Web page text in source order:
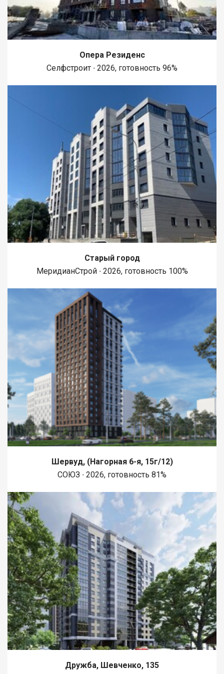
Опера Резиденс
Селфстроит ∙ 2026, готовность 96%
Старый город
МеридианСтрой ∙ 2026, готовность 100%
Шервуд, (Нагорная 6-я, 15г/12)
СОЮЗ ∙ 2026, готовность 81%
Дружба, Шевченко, 135